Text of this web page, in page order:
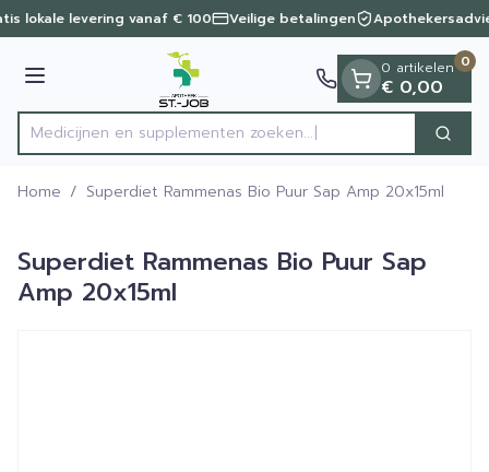
Ga naar de inhoud
1 van 1
lokale levering vanaf € 100 Veilige betalingen
Menu
Product, merk, categorie...
Medicijnen en supplementen zoeken... Zoek
0 artikelen
€ 0,00
0
Home / Superdiet Rammenas Bio Puur Sap Amp 20x15ml
Superdiet Rammenas Bio Puur Sap
Amp 20x15ml